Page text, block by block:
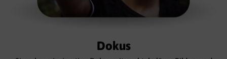
Dokus